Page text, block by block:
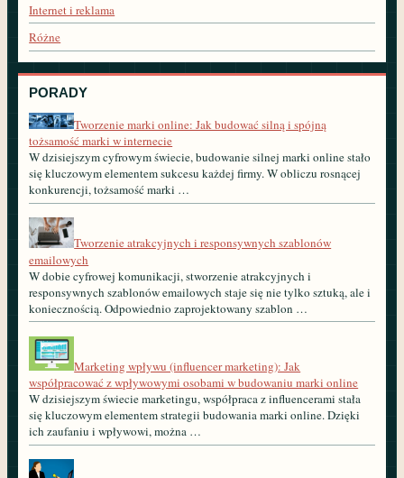
Internet i reklama
Różne
PORADY
Tworzenie marki online: Jak budować silną i spójną
tożsamość marki w internecie
W dzisiejszym cyfrowym świecie, budowanie silnej marki online stało
się kluczowym elementem sukcesu każdej firmy. W obliczu rosnącej
konkurencji, tożsamość marki …
Tworzenie atrakcyjnych i responsywnych szablonów
emailowych
W dobie cyfrowej komunikacji, stworzenie atrakcyjnych i
responsywnych szablonów emailowych staje się nie tylko sztuką, ale i
koniecznością. Odpowiednio zaprojektowany szablon …
Marketing wpływu (influencer marketing): Jak
współpracować z wpływowymi osobami w budowaniu marki online
W dzisiejszym świecie marketingu, współpraca z influencerami stała
się kluczowym elementem strategii budowania marki online. Dzięki
ich zaufaniu i wpływowi, można …